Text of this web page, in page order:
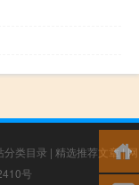
分类目录 | 精选推荐文章|网
号